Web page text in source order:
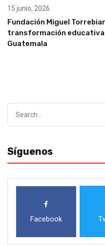
15 junio, 2026
Fundación Miguel
transformación
Guatemala
Síguenos
Facebook